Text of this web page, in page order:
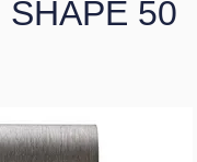
SHAPE 50